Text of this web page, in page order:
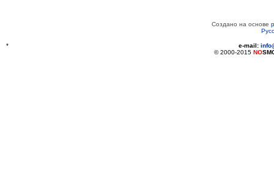
Создано на основе
* e-mail:
© 2000-2015 NO